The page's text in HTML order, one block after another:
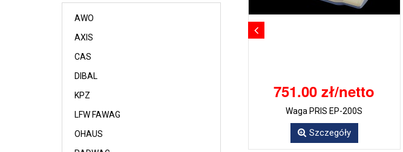
AWO
AXIS
CAS
DIBAL
KPZ
LFW FAWAG
OHAUS
751.00 zł/netto
Waga PRIS EP-200S
Szczegóły